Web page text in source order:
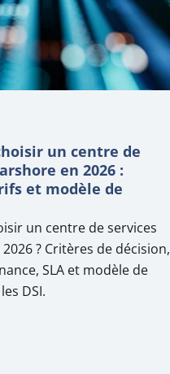
un centre de
en 2026 :
et modèle de
un centre de services
? Critères de décision,
SLA et modèle de
DSI.